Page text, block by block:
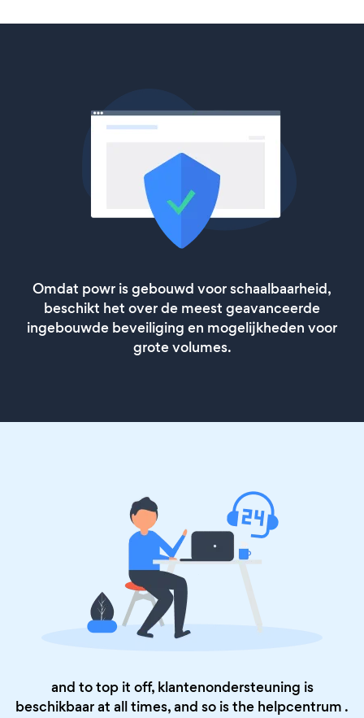
Omdat powr is gebouwd voor schaalbaarheid,
beschikt het over de meest geavanceerde
ingebouwde beveiliging en mogelijkheden voor
grote volumes.
and to top it off, klantenondersteuning is
beschikbaar at all times, and so is the helpcentrum .